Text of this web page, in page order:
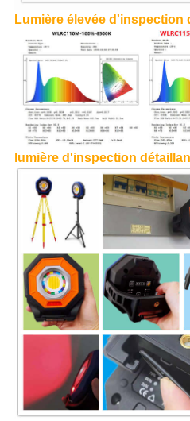
Lumière élevée d'inspection
lumière d'inspection